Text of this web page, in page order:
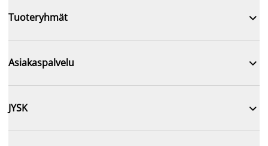
Tuoteryhmät 
Asiakaspalvelu 
JYSK 